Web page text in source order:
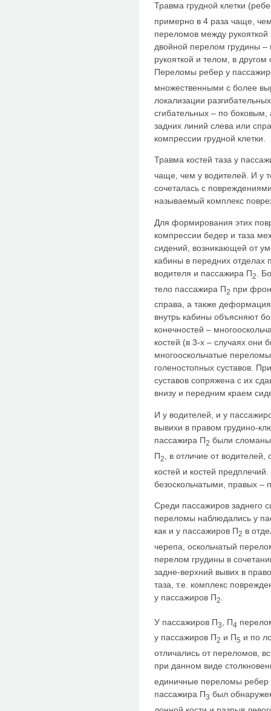
Травма грудной клетки
примерно в 4 раза чаще,
переломов между
двойной перелом грудины
рукояткой и телом, в
Переломы ребер у
множественными с более
локализации
сгибательных – по боковым,
задних линий слева или
компрессии грудной клетки.
Травма костей таза у
чаще, чем у водителей. И у
сочеталась с
называемый комплекс
Для формирования этих
компрессии бедер и таза
сидений, возникающей от
кабины в передних отделах
водителя и пассажира П2
.
тело пассажира П2 при
справа, а также
внутрь кабины объясняют
конечностей –
костей (в 3-х – случаях они
многооскольчатые
голеностопных суставов.
суставов сопряжена с их
внизу и передним краем
И у водителей, и у
вывихи в правом грудино-
пассажира П2 были
П2
, в отличие от
костей и костей
безоскольчатыми, правых –
Среди пассажиров заднего
переломы наблюдались у
как и у пассажиров П2 в
черепа, оскольчатый
перелом грудины в
задне-верхний вывих в
таза, т.е. комплекс
у пассажиров П2
У пассажиров П3 , П4
у пассажиров П2 и П5 и по
отличались от переломов,
при данном виде
единичные переломы
пассажира П3 был